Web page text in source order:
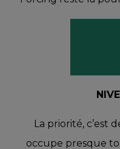
La priorité, c’est
occupe presque